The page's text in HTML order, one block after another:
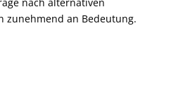
zunehmend an Bedeutung.